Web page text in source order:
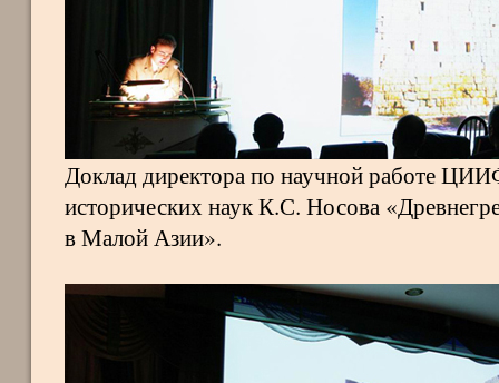
Доклад директора по научной работе
исторических наук К.С. Носова
в Малой Азии».